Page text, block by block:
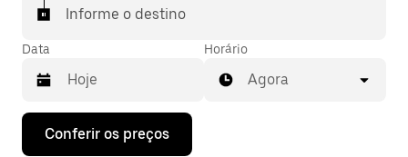
Informe o destino
Data
Pressione
Horário
Agora
Conferir os preços